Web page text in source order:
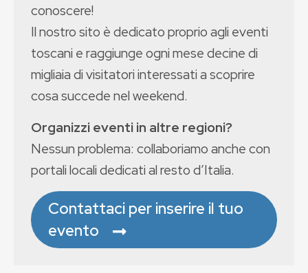
conoscere!
Il nostro sito è dedicato proprio agli eventi
toscani e raggiunge ogni mese decine di
migliaia di visitatori interessati a scoprire
cosa succede nel weekend.
Organizzi eventi in altre regioni?
Nessun problema: collaboriamo anche con
portali locali dedicati al resto d’Italia.
Contattaci per inserire il tuo
evento